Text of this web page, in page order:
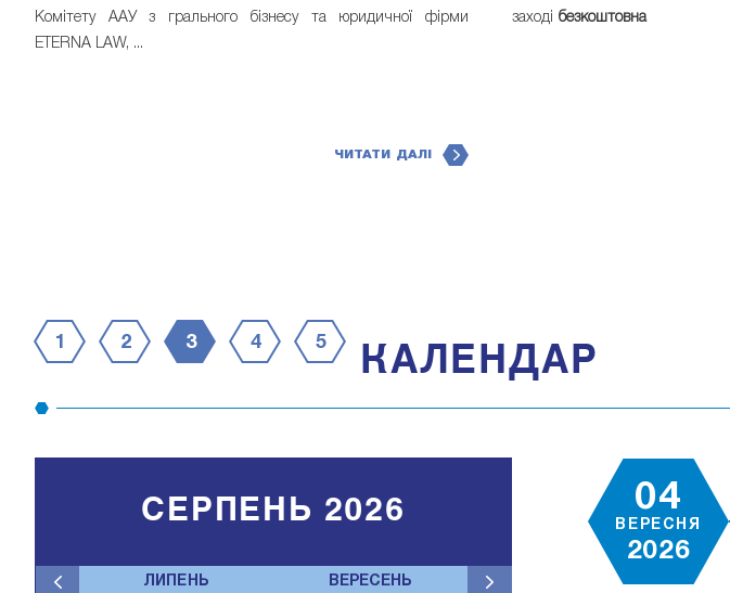
Комітету ААУ з грального бізнесу та юридичної фірми
ETERNA LAW, ...
ЧИТАТИ ДАЛІ
заході безкоштовна
1 2 3 4 5 КАЛЕНДАР
ЛИПЕНЬ ВЕРЕСЕНЬ
СЕРПЕНЬ 2026 04
ВЕРЕСНЯ
2026